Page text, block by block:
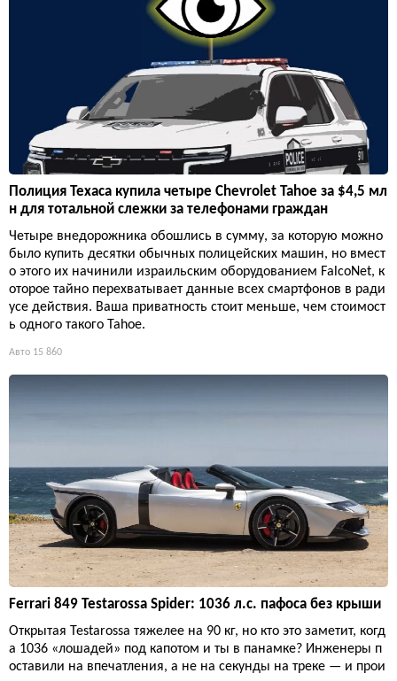
Полиция Техаса купила четыре Chevrolet Tahoe за $4,5 мл
н для тотальной слежки за телефонами граждан
Четыре внедорожника обошлись в сумму, за которую можно
было купить десятки обычных полицейских машин, но вмест
о этого их начинили израильским оборудованием FalcoNet, к
оторое тайно перехватывает данные всех смартфонов в ради
усе действия. Ваша приватность стоит меньше, чем стоимост
ь одного такого Tahoe.
Авто 15 860
Ferrari 849 Testarossa Spider: 1036 л.с. пафоса без крыши
Открытая Testarossa тяжелее на 90 кг, но кто это заметит, когд
а 1036 «лошадей» под капотом и ты в панамке? Инженеры п
оставили на впечатления, а не на секунды на треке — и прои